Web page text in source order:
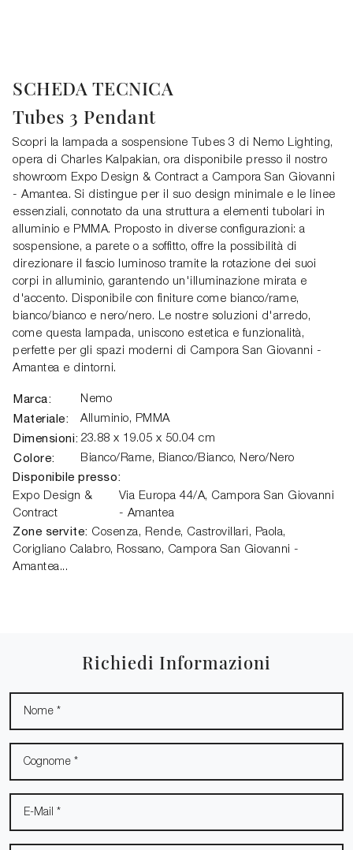
SCHEDA TECNICA
Tubes 3 Pendant
Scopri la lampada a sospensione Tubes 3 di Nemo Lighting,
opera di Charles Kalpakian, ora disponibile presso il nostro
showroom Expo Design & Contract a Campora San Giovanni
- Amantea. Si distingue per il suo design minimale e le linee
essenziali, connotato da una struttura a elementi tubolari in
alluminio e PMMA. Proposto in diverse configurazioni: a
sospensione, a parete o a soffitto, offre la possibilità di
direzionare il fascio luminoso tramite la rotazione dei suoi
corpi in alluminio, garantendo un'illuminazione mirata e
d'accento. Disponibile con finiture come bianco/rame,
bianco/bianco e nero/nero. Le nostre soluzioni d'arredo,
come questa lampada, uniscono estetica e funzionalità,
perfette per gli spazi moderni di Campora San Giovanni -
Amantea e dintorni.
Marca: Nemo
Materiale: Alluminio, PMMA
Dimensioni: 23.88 x 19.05 x 50.04 cm
Colore: Bianco/Rame, Bianco/Bianco, Nero/Nero
Disponibile presso:
Expo Design &
Contract
Via Europa 44/A, Campora San Giovanni
- Amantea
Zone servite: Cosenza, Rende, Castrovillari, Paola,
Corigliano Calabro, Rossano, Campora San Giovanni -
Amantea...
Richiedi Informazioni